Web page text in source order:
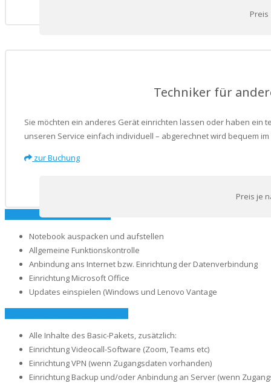
Preis
Techniker für
Sie möchten ein anderes Gerät einrichten lassen oder haben ein
unseren Service einfach individuell – abgerechnet wird bequem
zur Buchung
Preis je
Installationspaket Basic (99€)
Notebook auspacken und aufstellen
Allgemeine Funktionskontrolle
Anbindung ans Internet bzw. Einrichtung der Datenverbindung
Einrichtung Microsoft Office
Updates einspielen (Windows und Lenovo Vantage
Alle Inhalte des Basic-Pakets, zusätzlich:
Einrichtung Videocall-Software (Zoom, Teams etc)
Einrichtung VPN (wenn Zugangsdaten vorhanden)
Einrichtung Backup und/oder Anbindung an Server (wenn